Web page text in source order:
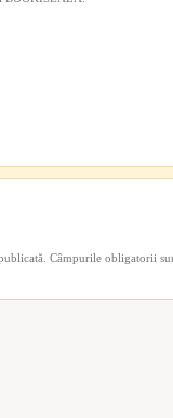
Câmpurile obligatorii